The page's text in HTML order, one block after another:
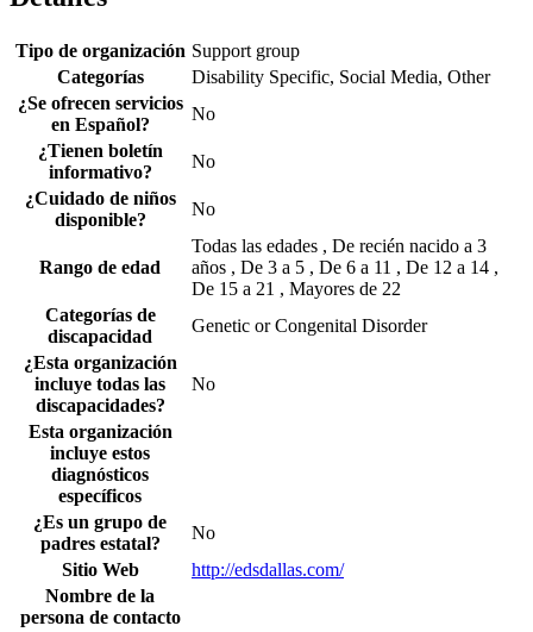
Tipo de organización Support group
Categorías
Disability Specific, Social Media, Other
¿Se ofrecen servicios
en Español?
No
¿Tienen boletín
informativo?
No
¿Cuidado de niños
disponible?
No
Rango de edad
Todas las edades , De recién nacido a 3
años , De 3 a 5 , De 6 a 11 , De 12 a 14 ,
De 15 a 21 , Mayores de 22
Categorías de
discapacidad
Genetic or Congenital Disorder
¿Esta organización
incluye todas las
discapacidades?
No
Esta organización
incluye estos
diagnósticos
específicos
¿Es un grupo de
padres estatal?
No
Sitio Web
http://edsdallas.com/
Nombre de la
persona de contacto